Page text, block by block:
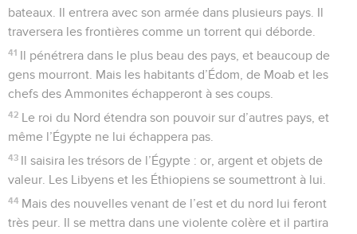
bateaux. Il entrera avec son armée dans plusieurs pays. Il
traversera les frontières comme un torrent qui déborde.
41 Il pénétrera dans le plus beau des pays, et beaucoup de
gens mourront. Mais les habitants d’Édom, de Moab et les
chefs des Ammonites échapperont à ses coups.
42 Le roi du Nord étendra son pouvoir sur d’autres pays, et
même l’Égypte ne lui échappera pas.
43 Il saisira les trésors de l’Égypte : or, argent et objets de
valeur. Les Libyens et les Éthiopiens se soumettront à lui.
44 Mais des nouvelles venant de l’est et du nord lui feront
très peur. Il se mettra dans une violente colère et il partira